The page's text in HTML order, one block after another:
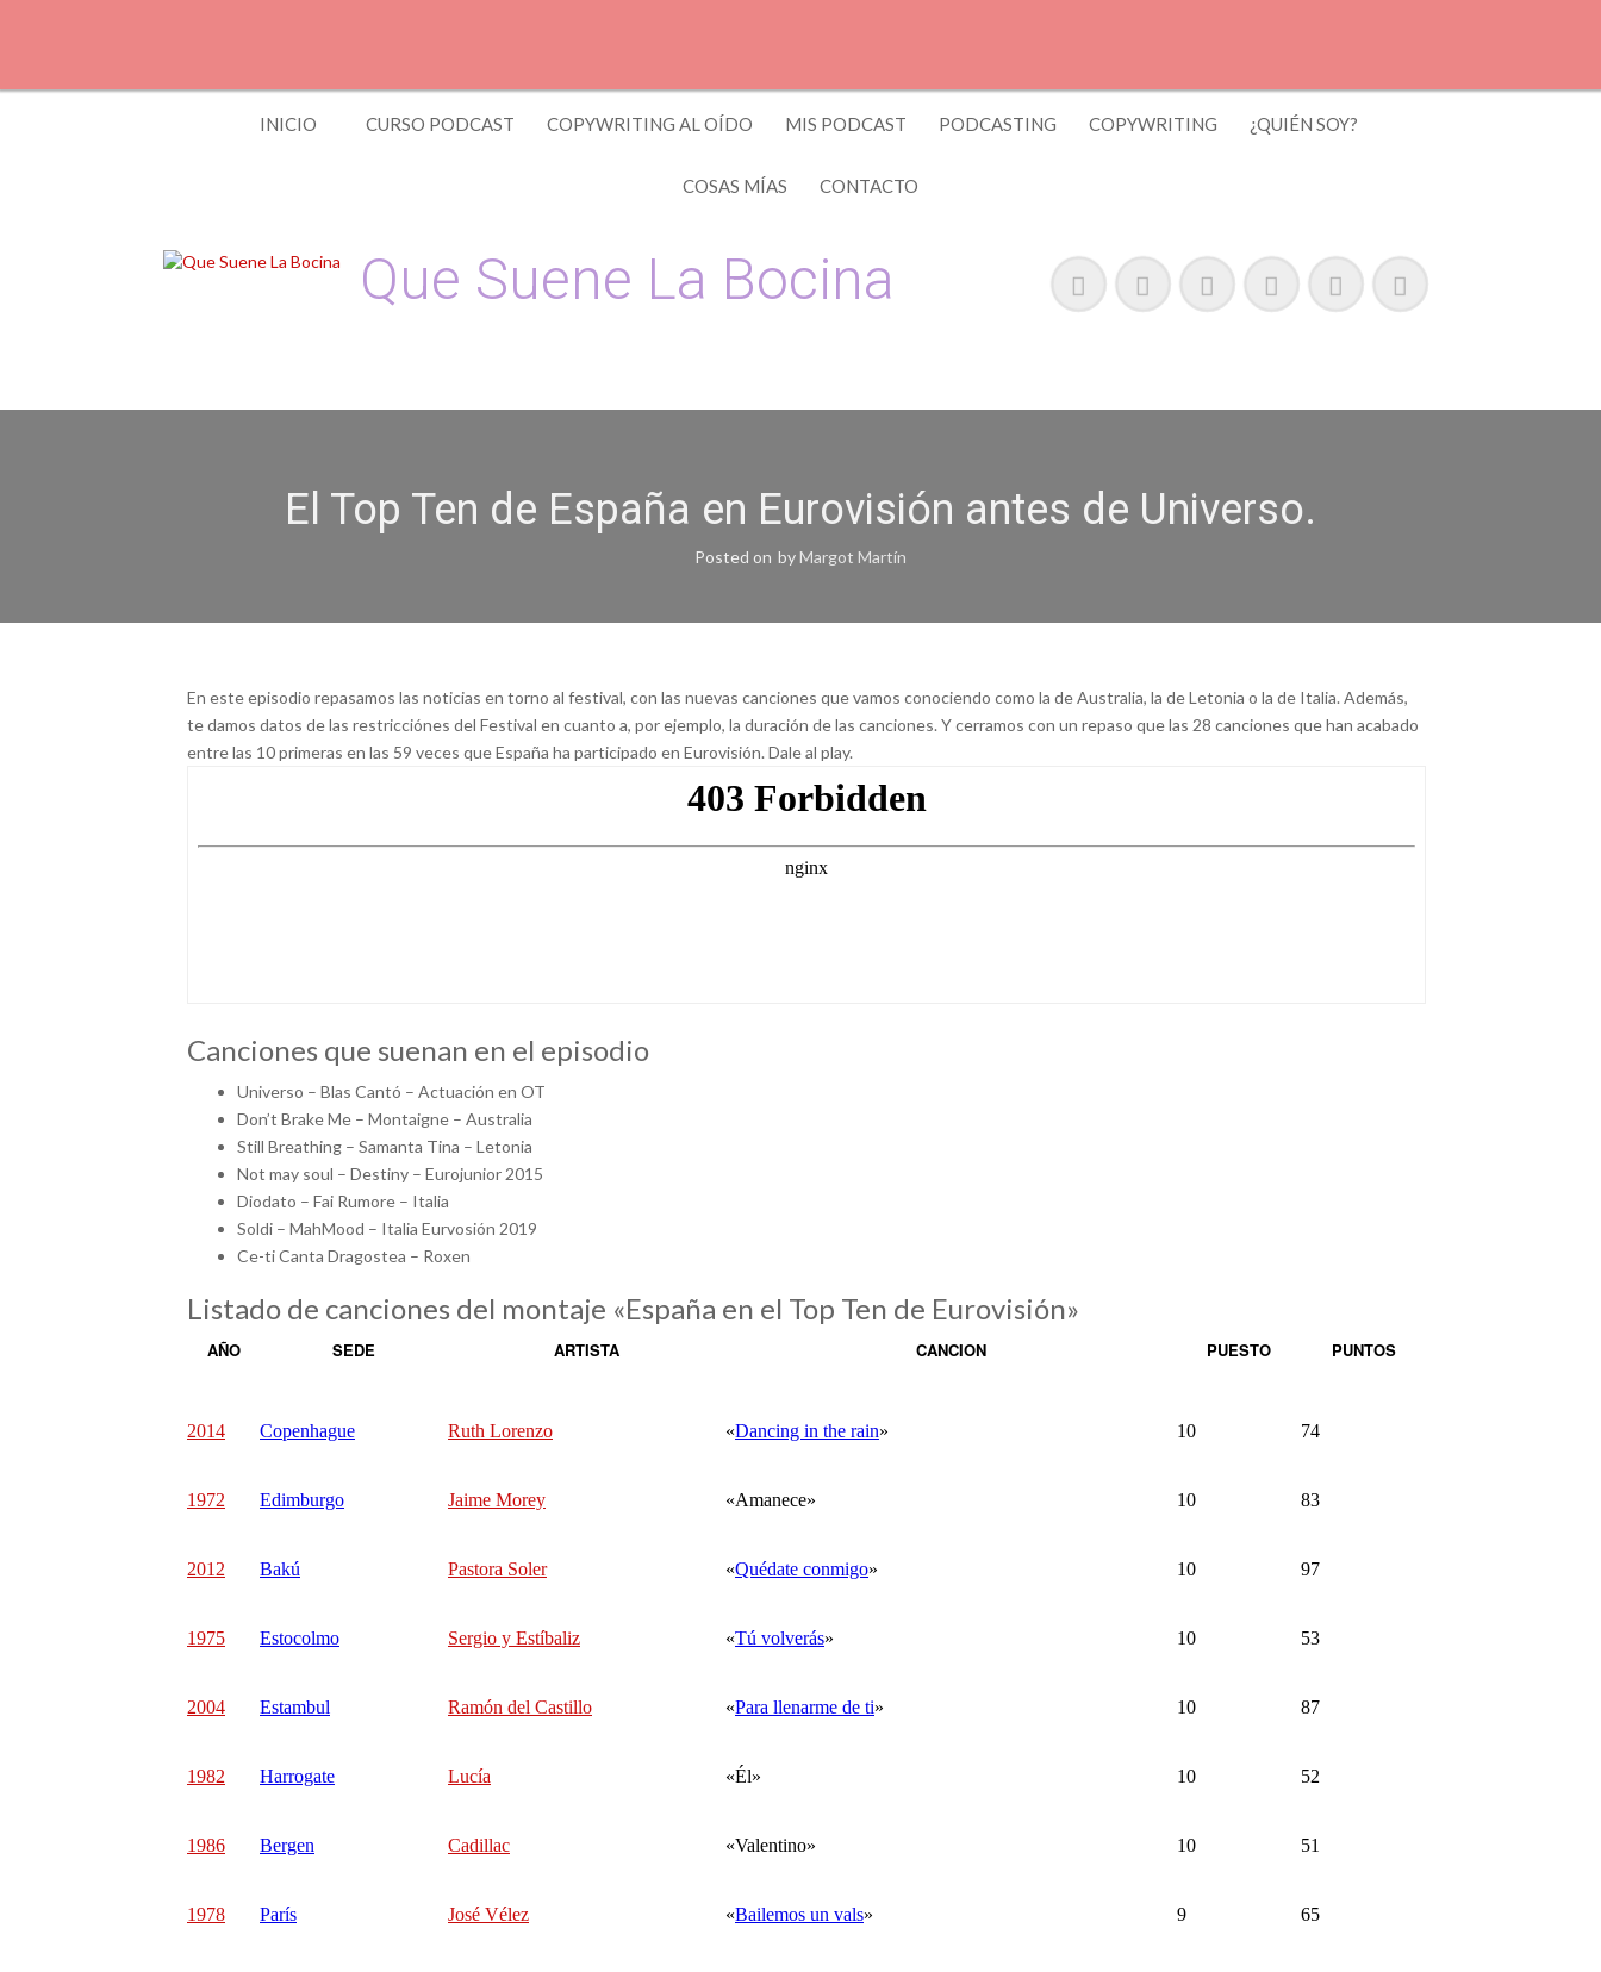
INICIO CURSO PODCAST COPYWRITING AL OÍDO MIS PODCAST PODCASTING COPYWRITING ¿QUIÉN SOY?
COSAS MÍAS CONTACTO
Que Suene La Bocina
El Top Ten de España en Eurovisión antes de Universo.
Posted on byMargot Martín
En este episodio repasamos las noticias en torno al festival, con las nuevas canciones que vamos conociendo como la de Australia, la de Letonia o la de Italia. Además,
te damos datos de las restricciónes del Festival en cuanto a, por ejemplo, la duración de las canciones. Y cerramos con un repaso que las 28 canciones que han acabado
entre las 10 primeras en las 59 veces que España ha participado en Eurovisión. Dale al play.
Canciones que suenan en el episodio
Universo – Blas Cantó – Actuación en OT
Don’t Brake Me – Montaigne – Australia
Still Breathing – Samanta Tina – Letonia
Not may soul – Destiny – Eurojunior 2015
Diodato – Fai Rumore – Italia
Soldi – MahMood – Italia Eurvosión 2019
Ce-ti Canta Dragostea – Roxen
Listado de canciones del montaje «España en el Top Ten de Eurovisión»
AÑO SEDE ARTISTA CANCION PUESTO PUNTOS
2014 Copenhague Ruth Lorenzo «Dancing in the rain» 10 74
1972 Edimburgo Jaime Morey «Amanece» 10 83
2012 Bakú Pastora Soler «Quédate conmigo» 10 97
1975 Estocolmo Sergio y Estíbaliz «Tú volverás» 10 53
2004 Estambul Ramón del Castillo «Para llenarme de ti» 10 87
1982 Harrogate Lucía «Él» 10 52
1986 Bergen Cadillac «Valentino» 10 51
1978 París José Vélez «Bailemos un vals» 9 65